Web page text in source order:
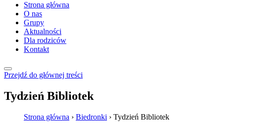
Strona główna
O nas
Grupy
Aktualności
Dla rodziców
Kontakt
Przejdź do głównej treści
Tydzień Bibliotek
Strona główna › Biedronki › Tydzień Bibliotek